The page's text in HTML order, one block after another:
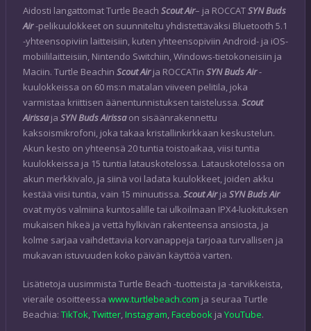
Aidosti langattomat Turtle Beach Scout Air– ja ROCCATSYN Buds
Air-pelikuulokkeet on suunniteltu yhdistettäväksi Bluetooth 5.1
-yhteensopiviin laitteisiin, kuten yhteensopiviin Android- ja iOS-
mobiililaitteisiin, Nintendo Switchiin, Windows-tietokoneisiin ja
Maciin. Turtle Beachin Scout Airja ROCCATin SYN Buds Air-
kuulokkeissa on 60 ms:n matalan viiveen pelitila, joka
varmistaa kriittisen äänentunnistuksen taistelussa. Scout
Airissaja SYN Buds Airissaon sisäänrakennettu
kaksoismikrofoni, joka takaa kristallinkirkkaan keskustelun.
Akun kesto on yhteensä 20 tuntia toistoaikaa, viisi tuntia
kuulokkeissa ja 15 tuntia latauskotelossa. Latauskotelossa on
akun merkkivalo, ja siinä voi ladata kuulokkeet, joiden akku
kestää viisi tuntia, vain 15 minuutissa. Scout Airja SYN Buds Air
ovat myös valmiina kuntosalille tai ulkoilmaan IPX4-luokituksen
mukaisen hikeä ja vettä hylkivän rakenteensa ansiosta, ja
kolme sarjaa vaihdettavia korvanappeja tarjoaa turvallisen ja
mukavan istuvuuden koko päivän käyttöä varten.
Lisätietoja uusimmista Turtle Beach -tuotteista ja -tarvikkeista,
vieraile osoitteessa www.turtlebeach.com ja seuraa Turtle
Beachia: TikTok,Twitter,Instagram,Facebook ja YouTube.